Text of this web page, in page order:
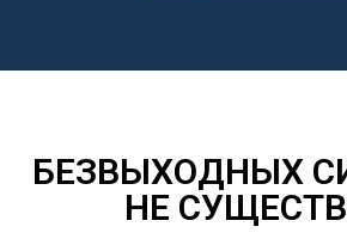
БЕЗВЫХОДНЫХ
НЕ